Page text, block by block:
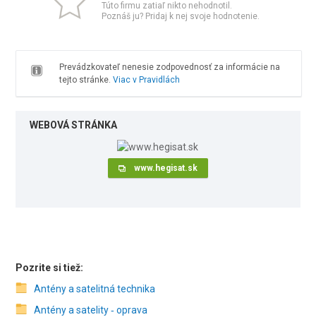
Túto firmu zatiaľ nikto nehodnotil.
Poznáš ju? Pridaj k nej svoje hodnotenie.
Prevádzkovateľ nenesie zodpovednosť za informácie na
tejto stránke. Viac v Pravidlách
WEBOVÁ STRÁNKA
www.hegisat.sk
Pozrite si tiež:
Antény a satelitná technika
Antény a satelity ‑ oprava